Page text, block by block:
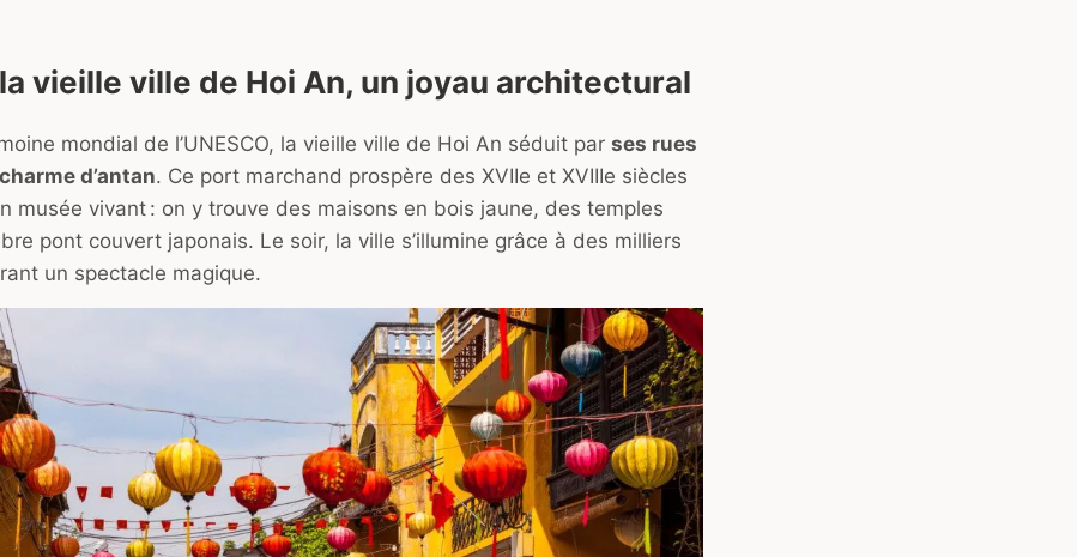
vieille ville de Hoi An, un joyau architectural
mondial de l’UNESCO, la vieille ville de Hoi An séduit par ses rues
d’antan. Ce port marchand prospère des XVIIe et XVIIIe siècles
musée vivant : on y trouve des maisons en bois jaune, des temples
pont couvert japonais. Le soir, la ville s’illumine grâce à des milliers
un spectacle magique.